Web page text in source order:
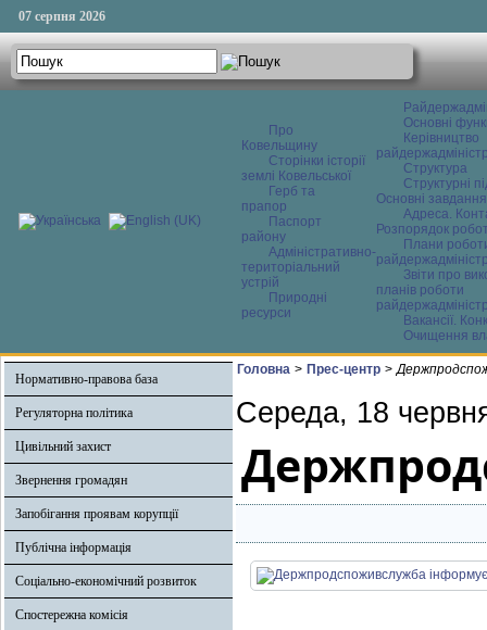
07 серпня 2026
Про
Ковельщину
Сторінки історії
землі Ковельської
Герб та
прапор
Паспорт
району
Адміністративно-
територіальний
устрій
Природні
ресурси
Основні
Керівництво
Структура
Структурні
Основні завдання
Адреса.
Розпорядок
Плани
Звіти про
планів роботи
Вакансії.
Очищення
Нормативно-правова база
Регуляторна політика
Цивільний захист
Звернення громадян
Запобігання проявам корупції
Публічна інформація
Соціально-економічний розвиток
Спостережна комісія
Головна > Прес-центр >
Середа, 18